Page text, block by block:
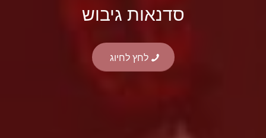
סדנאות גיבוש
לחץ לחיוג